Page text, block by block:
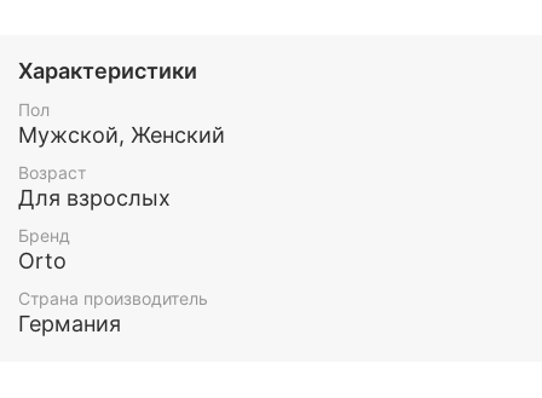
снижение ударной нагрузки на суставы и
позвоночник.
Показания к применению:
статическая недостаточность стоп у
(остеохондрозе шейного, грудного и
пояснично-крестцового отделов
Характеристики
Пол
Мужской, Женский
Возраст
Для взрослых
Бренд
Orto
Страна производитель
Германия